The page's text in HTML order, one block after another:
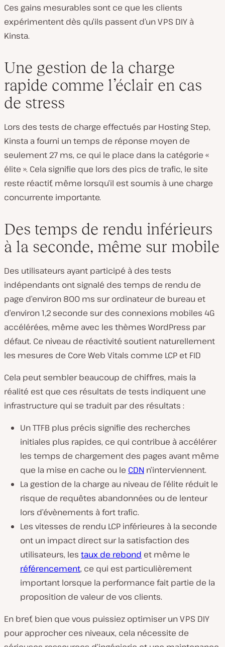
Ces gains mesurables sont ce que les clients
expérimentent dès qu’ils passent d’un VPS DIY à
Kinsta.
Une gestion de la charge
rapide comme l’éclair en cas
de stress
Lors des tests de charge effectués par Hosting Step,
Kinsta a fourni un temps de réponse moyen de
seulement 27 ms, ce qui le place dans la catégorie «
élite ». Cela signifie que lors des pics de trafic, le site
reste réactif, même lorsqu’il est soumis à une charge
concurrente importante.
Des temps de rendu inférieurs
à la seconde, même sur mobile
Des utilisateurs ayant participé à des tests
indépendants ont signalé des temps de rendu de
page d’environ 800 ms sur ordinateur de bureau et
d’environ 1,2 seconde sur des connexions mobiles 4G
accélérées, même avec les thèmes WordPress par
défaut. Ce niveau de réactivité soutient naturellement
les mesures de Core Web Vitals comme LCP et FID
Cela peut sembler beaucoup de chiffres, mais la
réalité est que ces résultats de tests indiquent une
infrastructure qui se traduit par des résultats :
Un TTFB plus précis signifie des recherches
initiales plus rapides, ce qui contribue à accélérer
les temps de chargement des pages avant même
que la mise en cache ou le CDN n’interviennent.
La gestion de la charge au niveau de l’élite réduit le
risque de requêtes abandonnées ou de lenteur
lors d’évènements à fort trafic.
Les vitesses de rendu LCP inférieures à la seconde
ont un impact direct sur la satisfaction des
utilisateurs, les taux de rebond et même le
référencement, ce qui est particulièrement
important lorsque la performance fait partie de la
proposition de valeur de vos clients.
En bref, bien que vous puissiez optimiser un VPS DIY
pour approcher ces niveaux, cela nécessite de